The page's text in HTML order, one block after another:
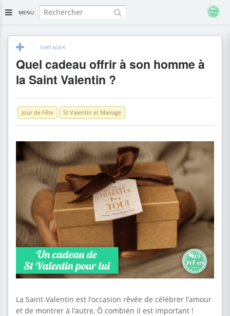
MENU
PARTAGER
Quel cadeau offrir à son homme à
la Saint Valentin ?
Jour de Fête St Valentin et Mariage
La Saint-Valentin est l’occasion rêvée de célébrer l’amour
et de montrer à l’autre, Ô combien il est important !